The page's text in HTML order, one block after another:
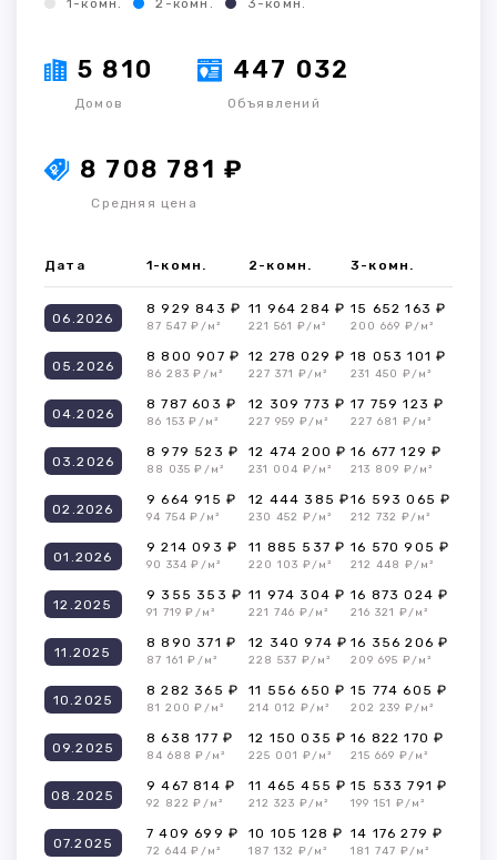
1-комн. 2-комн. 3-комн.
5 810
Домов
447 032
Объявлений
8 708 781 ₽
Средняя цена
Дата 1-комн. 2-комн. 3-комн.
06.2026
8 929 843 ₽
87 547 ₽/м²
11 964 284 ₽
221 561 ₽/м²
15 652 163 ₽
200 669 ₽/м²
05.2026
8 800 907 ₽
86 283 ₽/м²
12 278 029 ₽
227 371 ₽/м²
18 053 101 ₽
231 450 ₽/м²
04.2026
8 787 603 ₽
86 153 ₽/м²
12 309 773 ₽
227 959 ₽/м²
17 759 123 ₽
227 681 ₽/м²
03.2026
8 979 523 ₽
88 035 ₽/м²
12 474 200 ₽
231 004 ₽/м²
16 677 129 ₽
213 809 ₽/м²
02.2026
9 664 915 ₽
94 754 ₽/м²
12 444 385 ₽
230 452 ₽/м²
16 593 065 ₽
212 732 ₽/м²
01.2026
9 214 093 ₽
90 334 ₽/м²
11 885 537 ₽
220 103 ₽/м²
16 570 905 ₽
212 448 ₽/м²
12.2025
9 355 353 ₽
91 719 ₽/м²
11 974 304 ₽
221 746 ₽/м²
16 873 024 ₽
216 321 ₽/м²
11.2025
8 890 371 ₽
87 161 ₽/м²
12 340 974 ₽
228 537 ₽/м²
16 356 206 ₽
209 695 ₽/м²
10.2025
8 282 365 ₽
81 200 ₽/м²
11 556 650 ₽
214 012 ₽/м²
15 774 605 ₽
202 239 ₽/м²
09.2025
8 638 177 ₽
84 688 ₽/м²
12 150 035 ₽
225 001 ₽/м²
16 822 170 ₽
215 669 ₽/м²
08.2025
9 467 814 ₽
92 822 ₽/м²
11 465 455 ₽
212 323 ₽/м²
15 533 791 ₽
199 151 ₽/м²
07.2025
7 409 699 ₽
72 644 ₽/м²
10 105 128 ₽
187 132 ₽/м²
14 176 279 ₽
181 747 ₽/м²